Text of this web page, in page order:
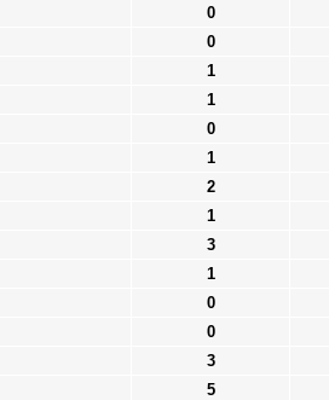
0
0
1
1
0
1
2
1
3
1
0
0
3
5